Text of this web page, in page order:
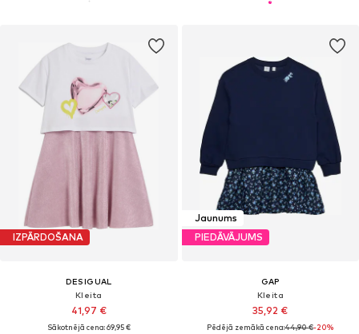
IZPĀRDOŠANA
DESIGUAL
Kleita
41,97 €
Sākotnējā cena: 69,95 €
Jaunums
PIEDĀVĀJUMS
GAP
Kleita
35,92 €
Pēdējā zemākā cena:44,90 €-20%